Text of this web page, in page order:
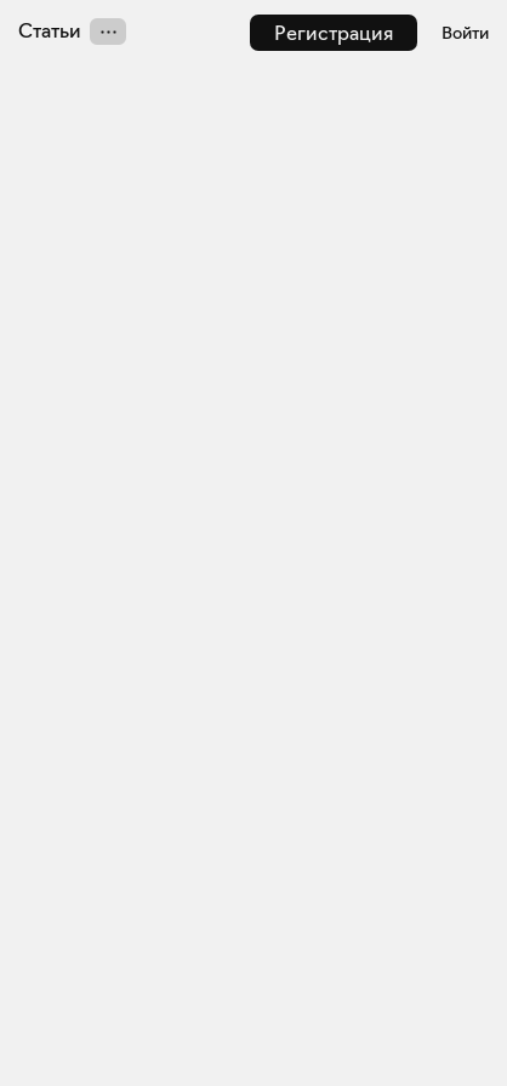
Регистрация Войти
Статьи